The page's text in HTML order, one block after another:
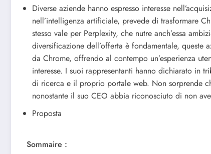
Diverse aziende hanno espresso interesse
nell’intelligenza artificiale, prevede di trasformare
stesso vale per Perplexity, che nutre anch’essa
diversificazione dell’offerta è fondamentale, queste
da Chrome, offrendo al contempo un’esperienza
interesse. I suoi rappresentanti hanno dichiarato in
di ricerca e il proprio portale web. Non sorprende
nonostante il suo CEO abbia riconosciuto di non
Proposta
Sommaire :